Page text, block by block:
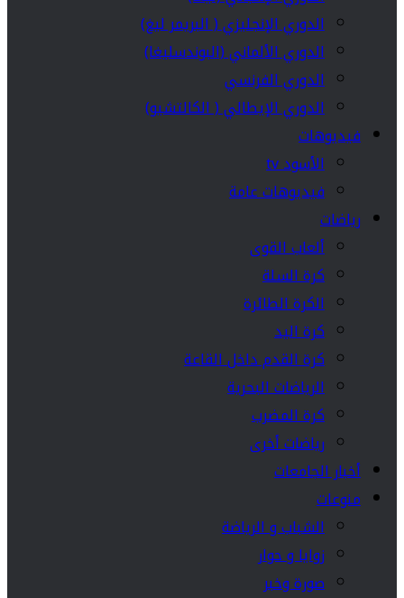
الدوري الإنجليزي ( البريمر ليغ)
الدوري الألماني (البوندسليغا)
الدوري الفرنسي
الدوري الإيطالي ( الكالتشيو)
فيديوهات
الأسود tv
فيديوهات عامة
رياضات
ألعاب القوى
كرة السلة
الكرة الطائرة
كرة اليد
كرة القدم داخل القاعة
الرياضات البحرية
كرة المضرب
رياضات أخرى
أخبار الجامعات
منوعات
الشباب و الرياضة
زوايا و حوار
صورة وخبر